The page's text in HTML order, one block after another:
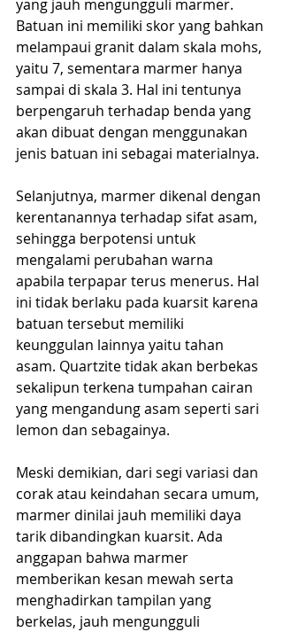
yang jauh mengungguli marmer.
Batuan ini memiliki skor yang bahkan
melampaui granit dalam skala mohs,
yaitu 7, sementara marmer hanya
sampai di skala 3. Hal ini tentunya
berpengaruh terhadap benda yang
akan dibuat dengan menggunakan
jenis batuan ini sebagai materialnya.
Selanjutnya, marmer dikenal dengan
kerentanannya terhadap sifat asam,
sehingga berpotensi untuk
mengalami perubahan warna
apabila terpapar terus menerus. Hal
ini tidak berlaku pada kuarsit karena
batuan tersebut memiliki
keunggulan lainnya yaitu tahan
asam. Quartzite tidak akan berbekas
sekalipun terkena tumpahan cairan
yang mengandung asam seperti sari
lemon dan sebagainya.
Meski demikian, dari segi variasi dan
corak atau keindahan secara umum,
marmer dinilai jauh memiliki daya
tarik dibandingkan kuarsit. Ada
anggapan bahwa marmer
memberikan kesan mewah serta
menghadirkan tampilan yang
berkelas, jauh mengungguli